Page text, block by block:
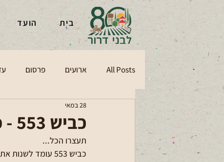
בית הועד
All Posts ארועים פרסום
כביש 553 - פועלים ומשפיעים עכשיו
28 במאי
תעצרו הכל...
כביש 553 עומד לשנות את האזור שלנו - והתושבים בכלל לא יודעים⚠️